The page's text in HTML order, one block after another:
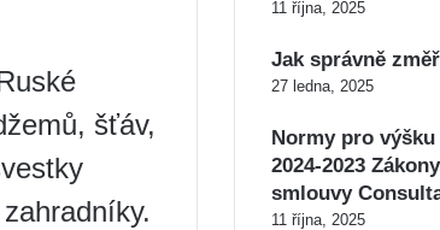
šťáv,
11 října, 2025
Jak správně
27 ledna, 2025
Normy pro
2024-2023
smlouvy
11 října, 2025